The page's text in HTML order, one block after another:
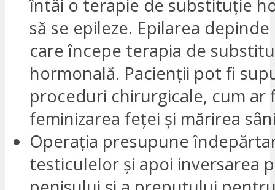
întâi o terapie de substituție
să se epileze. Epilarea
care începe terapia de
hormonală. Pacienții pot fi
proceduri chirurgicale, cum ar
feminizarea feței și mărirea
Operația presupune
testiculelor și apoi inversarea